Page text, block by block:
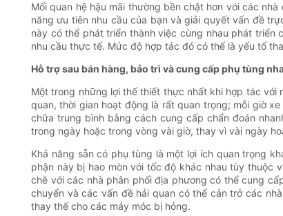
Mối quan hệ hậu mãi thường bền chặt hơn với các
năng ưu tiên nhu cầu của bạn và giải quyết vấn đề
này có thể phát triển thành việc cùng nhau phát
nhu cầu thực tế. Mức độ hợp tác đó có thể là yếu tố
Hỗ trợ sau bán hàng, bảo trì và cung cấp phụ tùng
Một trong những lợi thế thiết thực nhất khi hợp tác
quan, thời gian hoạt động là rất quan trọng; mỗi giờ
chữa trung bình bằng cách cung cấp chẩn đoán
trong ngày hoặc trong vòng vài giờ, thay vì vài ngày
Khả năng sẵn có phụ tùng là một lợi ích quan trọng
phận này bị hao mòn với tốc độ khác nhau tùy
chẽ với các nhà phân phối địa phương có thể cung
chuyển và các vấn đề hải quan có thể cản trở các
thay thế cho các máy móc bị hỏng.